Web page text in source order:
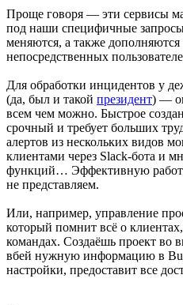
Проще говоря — эти сервисы
под наши специфичные
меняются, а также
непосредственных
Для обработки инцидентов у
(да, был и такой президент) —
всем чем можно. Быстрое
срочный и требует больших
алертов из нескольких видов
клиентами через Slack-бота и
функций… Эффективную
не представляем.
Или, например, управление
который помнит всё о
командах. Создаёшь проект во
вбей нужную информацию в
настройки, предоставит все